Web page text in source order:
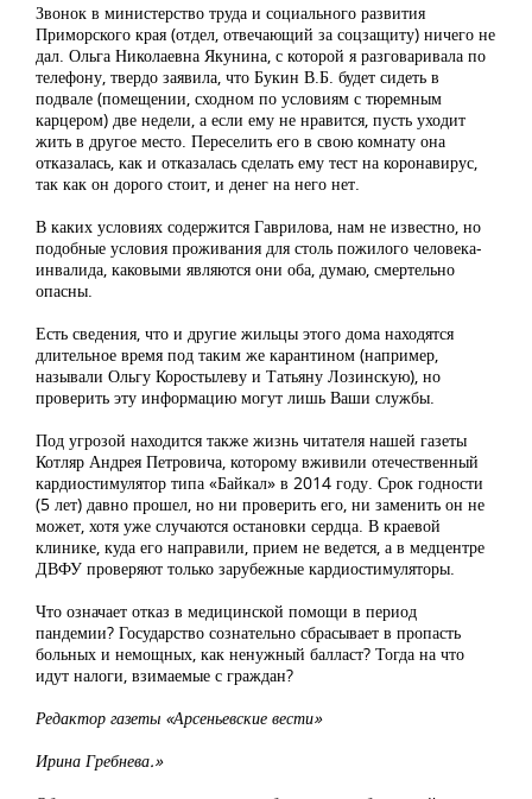
Звонок в министерство труда и социального развития
Приморского края (отдел, отвечающий за соцзащиту) ничего не
дал. Ольга Николаевна Якунина, с которой я разговаривала по
телефону, твердо заявила, что Букин В.Б. будет сидеть в
подвале (помещении, сходном по условиям с тюремным
карцером) две недели, а если ему не нравится, пусть уходит
жить в другое место. Переселить его в свою комнату она
отказалась, как и отказалась сделать ему тест на коронавирус,
так как он дорого стоит, и денег на него нет.
В каких условиях содержится Гаврилова, нам не известно, но
подобные условия проживания для столь пожилого человека-
инвалида, каковыми являются они оба, думаю, смертельно
опасны.
Есть сведения, что и другие жильцы этого дома находятся
длительное время под таким же карантином (например,
называли Ольгу Коростылеву и Татьяну Лозинскую), но
проверить эту информацию могут лишь Ваши службы.
Под угрозой находится также жизнь читателя нашей газеты
Котляр Андрея Петровича, которому вживили отечественный
кардиостимулятор типа «Байкал» в 2014 году. Срок годности
(5 лет) давно прошел, но ни проверить его, ни заменить он не
может, хотя уже случаются остановки сердца. В краевой
клинике, куда его направили, прием не ведется, а в медцентре
ДВФУ проверяют только зарубежные кардиостимуляторы.
Что означает отказ в медицинской помощи в период
пандемии? Государство сознательно сбрасывает в пропасть
больных и немощных, как ненужный балласт? Тогда на что
идут налоги, взимаемые с граждан?
Редактор газеты «Арсеньевские вести»
Ирина Гребнева.»